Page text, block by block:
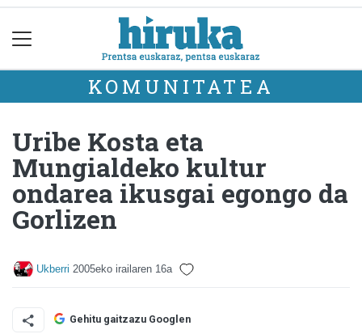
KOMUNITATEA
Uribe Kosta eta
Mungialdeko kultur
ondarea ikusgai egongo da
Gorlizen
Ukberri 2005eko irailaren 16a
Gehitu gaitzazu Googlen